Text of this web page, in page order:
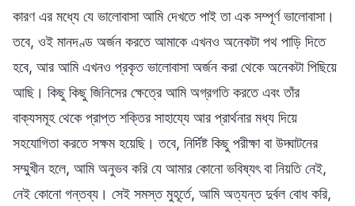
কারণ এর মধ্যে যে ভালোবাসা আমি দেখতে পাই তা এক সম্পূর্ণ ভালোবাসা।
তবে, ওই মানদণ্ড অর্জন করতে আমাকে এখনও অনেকটা পথ পাড়ি দিতে
হবে, আর আমি এখনও প্রকৃত ভালোবাসা অর্জন করা থেকে অনেকটা পিছিয়ে
আছি। কিছু কিছু জিনিসের ক্ষেত্রে আমি অগ্রগতি করতে এবং তাঁর
বাক্যসমূহ থেকে প্রাপ্ত শক্তির সাহায্যে আর প্রার্থনার মধ্য দিয়ে
সহযোগিতা করতে সক্ষম হয়েছি। তবে, নির্দিষ্ট কিছু পরীক্ষা বা উদ্ঘাটনের
সম্মুখীন হলে, আমি অনুভব করি যে আমার কোনো ভবিষ্যৎ বা নিয়তি নেই,
নেই কোনো গন্তব্য। সেই সমস্ত মুহূর্তে, আমি অত্যন্ত দুর্বল বোধ করি,